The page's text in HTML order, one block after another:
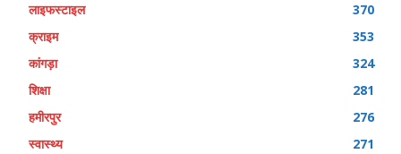
लाइफस्टाइल
370
क्राइम
353
कांगड़ा
324
शिक्षा
281
हमीरपुर
276
स्वास्थ्य
271